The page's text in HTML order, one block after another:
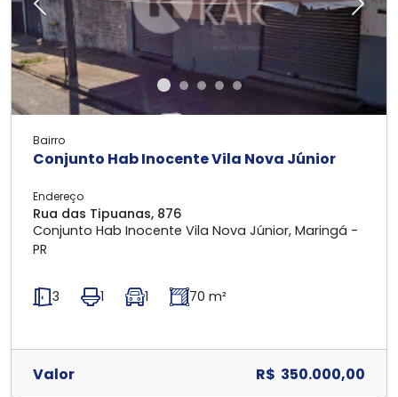
Previous Next
Bairro
Conjunto Hab Inocente Vila Nova Júnior
Endereço
Rua das Tipuanas, 876
Conjunto Hab Inocente Vila Nova Júnior, Maringá -
PR
3 1 1 70 m²
Valor R$ 350.000,00